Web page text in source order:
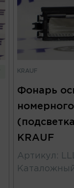
KRAUF
Фонарь
KRAUF
Артикул :